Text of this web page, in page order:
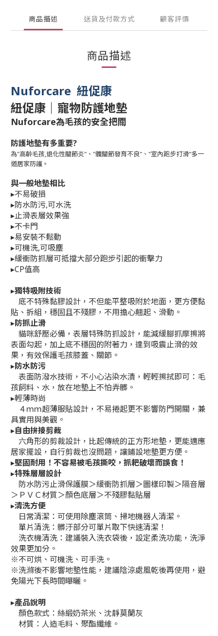
商品描述 送貨及付款方式 顧客評價
商品描述
Nuforcare 紐促康
紐促康｜寵物防護地墊
Nuforcare為毛孩的安全把關
防護地墊有多重要?
為"高齡毛孩,退化性關節炎"、"髖關節發育不良"、"室內跑步打滑"多一
道居家防護。
與一般地墊相比
▸不易破損
▸防水防污,可水洗
▸止滑表層效果強
▸不卡門
▸易安裝不鬆動
▸可機洗,可吸塵
▸緩衝防抓層可抵擋大部分跑步引起的衝擊力
▸CP值高
▸獨特吸附技術
底不特殊黏膠設計，不但能平整吸附於地面，更方便黏
貼、拆組，穩固且不殘膠，不用擔心翹起、滑動。
▸防抓止滑
貓咪舒壓必備，表層特殊防抓設計，能減緩腳抓摩擦將
表面勾起，加上底不穩固的附著力，達到吸震止滑的效
果，有效保護毛孩膝蓋、關節。
▸防水防污
表面防潑水技術，不小心沾染水漬，輕輕擦拭即可：毛
孩飼料、水，放在地墊上不怕弄髒。
▸輕薄時尚
４ｍｍ超薄服貼設計，不易捲起更不影響防門開關，兼
具實用與美觀。
▸自由拚接剪裁
六角形的剪裁設計，比起傳統的正方形地墊，更能適應
居家擺設，自行剪裁也沒問題，讓鋪設地墊更方便。
▸堅固耐用！不容易被毛孩撕咬，抓耙破壞而誤食！
▸特殊層層設計
防水防污止滑保護膜＞緩衝防抓層＞圖樣印製＞隔音層
＞ＰＶＣ材質＞顏色底層＞不殘膠黏貼層
▸清洗方便
日常清潔：可使用除塵滾筒、掃地機器人清潔。
單片清洗：髒汙部分可單片取下快速清潔！
洗衣機清洗：建議裝入洗衣袋後，設定柔洗功能，洗淨
效果更加分。
※不可烘、可機洗、可手洗。
※洗滌後不影響地墊性能，建議陰涼處風乾後再使用，避
免陽光下長時間曝曬。
▸產品說明
顏色款式：絲緞奶茶米、沈靜莫蘭灰
材質：人造毛料、聚酯纖維。